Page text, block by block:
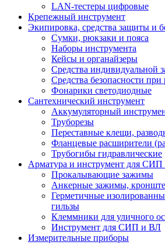
LAN-тестеры цифровые
Крепежный инструмент
Экипировка, средства защиты и
Сумки, рюкзаки и пояса
Наборы инструмента
Кейсы и органайзеры
Средства индивидуальной
Средства безопасности при
Фонарики светодиодные
Сантехнический инструмент
Аккумуляторный
Труборезы
Переставные клещи,
Фланцевые расширители
Трубогибы гидравлические
Арматура и инструмент для
Прокалывающие зажимы
Анкерные зажимы,
Герметичные
гильзы
Клеммники для уличного
Инструмент для СИП и ВЛ
Измерительные приборы